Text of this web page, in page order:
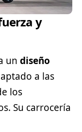
y
un diseño
a las
los
Su carrocería